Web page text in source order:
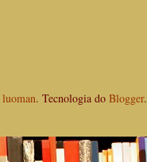
luoman. Tecnologia do Blogger.